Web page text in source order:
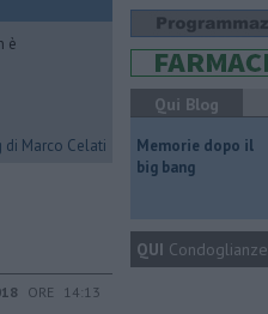
è
Marco Celati
ORE 14:13
Qui Blog
Memorie dopo il
big bang
QUI Condoglianze